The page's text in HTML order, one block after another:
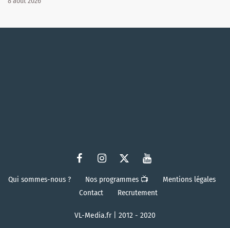
Qui sommes-nous ? Nos programmes 📺
Mentions légales
Contact
Recrutement
VL-Media.fr | 2012 - 2020